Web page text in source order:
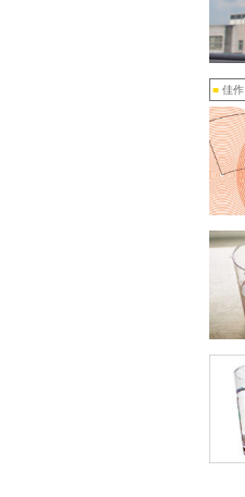
■ 佳作